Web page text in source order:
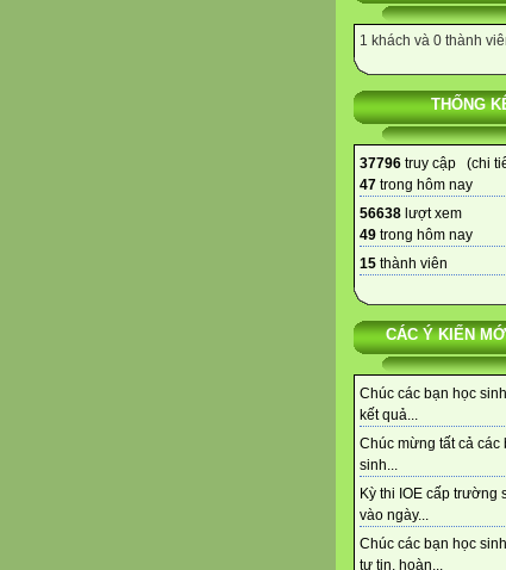
1 khách và 0 thành
THỐNG
37796 truy cập (chi
47 trong hôm nay
56638 lượt xem
49 trong hôm nay
15 thành viên
CÁC Ý KIẾN
Chúc các bạn học
kết quả...
Chúc mừng tất cả các
sinh...
Kỳ thi IOE cấp trường
vào ngày...
Chúc các bạn học
tự tin, hoàn...